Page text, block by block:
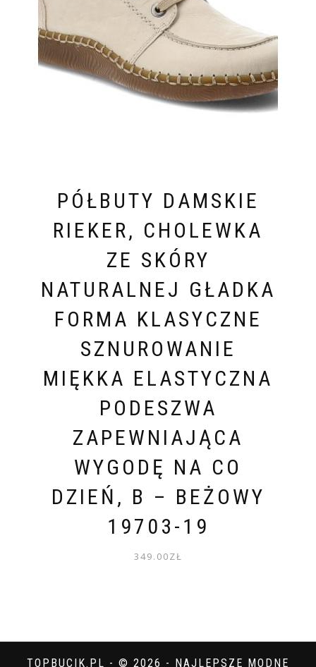
PÓŁBUTY DAMSKIE
RIEKER, CHOLEWKA
ZE SKÓRY
NATURALNEJ GŁADKA
FORMA KLASYCZNE
SZNUROWANIE
MIĘKKA ELASTYCZNA
PODESZWA
ZAPEWNIAJĄCA
WYGODĘ NA CO
DZIEŃ, B – BEŻOWY
19703-19
349.00ZŁ
TOPBUCIK.PL - © 2026 - NAJLEPSZE MODNE